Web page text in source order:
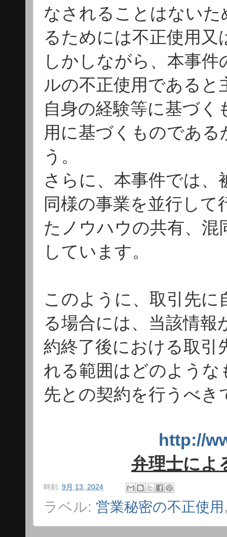
なされることはない
るためには不正使用
しかしながら、本事
ルの不正使用であると
自身の経験等に基づ
用に基づくものであ
う。
さらに、本事件では
同様の事業を並行し
たノウハウの共有、
しています。
このように、取引先
る場合には、当該情
約終了後における取引
れる範囲はどのよう
先との契約を行うべき
http://
弁理士によ
時刻: 9月 13, 2024
ラベル: 営業秘密の不正使用